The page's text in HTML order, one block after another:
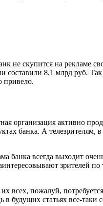
не скупится на рекламе
составили 8,1 млрд руб.
привело.
активно
банка. А телезрителям,
банка всегда выходит
зрителей по
всех, пожалуй,
будущих статьях все-таки